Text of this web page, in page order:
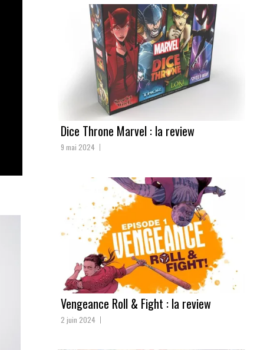
Dice Throne Marvel : la review
9 mai 2024
Vengeance Roll & Fight : la review
2 juin 2024